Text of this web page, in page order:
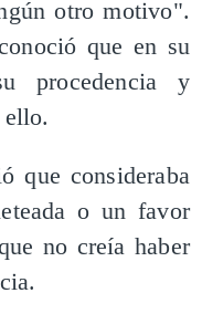
otro motivo".
que en su
procedencia y
que consideraba
o un favor
no creía haber